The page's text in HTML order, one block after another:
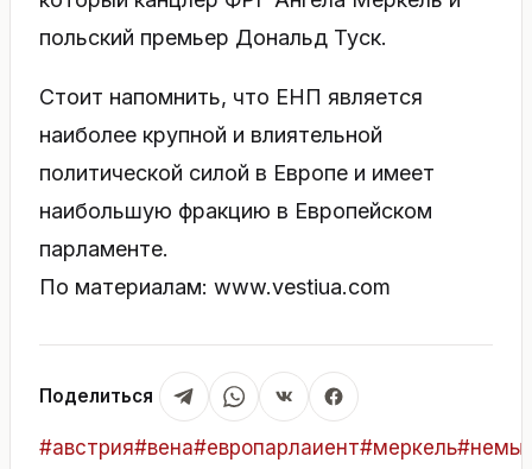
польский премьер Дональд Туск.
Стоит напомнить, что ЕНП является
наиболее крупной и влиятельной
политической силой в Европе и имеет
наибольшую фракцию в Европейском
парламенте.
По материалам: www.vestiua.com
Поделиться
Метки
#австрия#вена#европарлаиент#меркель#